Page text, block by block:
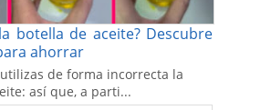
botella de aceite? Descubre
ahorrar
de forma incorrecta la
así que, a parti...